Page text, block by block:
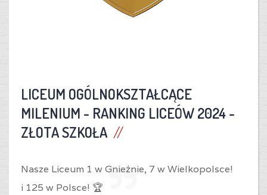
LICEUM OGÓLNOKSZTAŁCĄCE
MILENIUM - RANKING LICEÓW 2024 -
ZŁOTA SZKOŁA
Nasze Liceum 1 w Gnieźnie, 7 w Wielkopolsce!
i 125 w Polsce! 🏆